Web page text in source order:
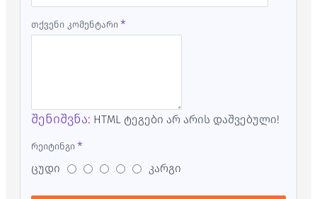
თქვენი კომენტარი
შენიშვნა: HTML ტეგები არ არის დაშვებული!
რეიტინგი
ცუდი კარგი